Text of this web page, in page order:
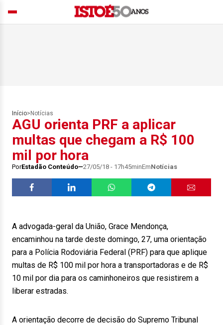
Início> Notícias
AGU orienta PRF a aplicar
multas que chegam a R$ 100
mil por hora
PorEstadão Conteúdo 27/05/18 - 17h45minEmNotícias
A advogada-geral da União, Grace Mendonça,
encaminhou na tarde deste domingo, 27, uma orientação
para a Polícia Rodoviária Federal (PRF) para que aplique
multas de R$ 100 mil por hora a transportadoras e de R$
10 mil por dia para os caminhoneiros que resistirem a
liberar estradas.
A orientação decorre de decisão do Supremo Tribunal